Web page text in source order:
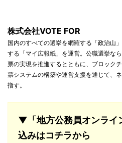
株式会社VOTE FOR
国内のすべての選挙を網羅する「政治山
する「マイ広報紙」を運営。公職選挙な
票の実現を推進するとともに、ブロック
票システムの構築や運営支援を通じて、
指す。
▼「地方公務員オンライ
込みはコチラから